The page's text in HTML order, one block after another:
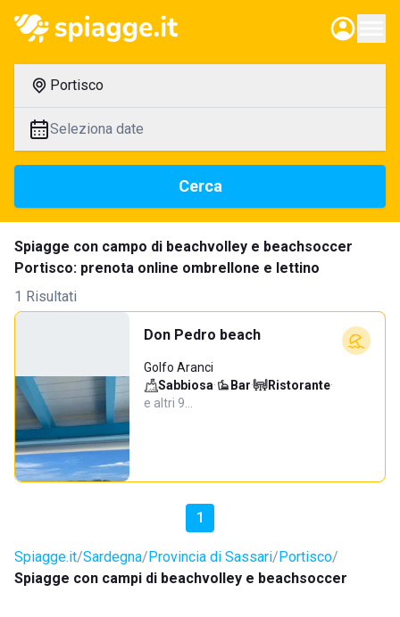
Portisco
Seleziona date
Cerca
Spiagge con campo di beachvolley e beachsoccer
Portisco: prenota online ombrellone e lettino
1 Risultati
Don Pedro beach
Golfo Aranci
Sabbiosa· Bar· Ristorante·
e altri 9…
1
Spiagge.it Sardegna Provincia di Sassari Portisco
Spiagge con campi di beachvolley e beachsoccer